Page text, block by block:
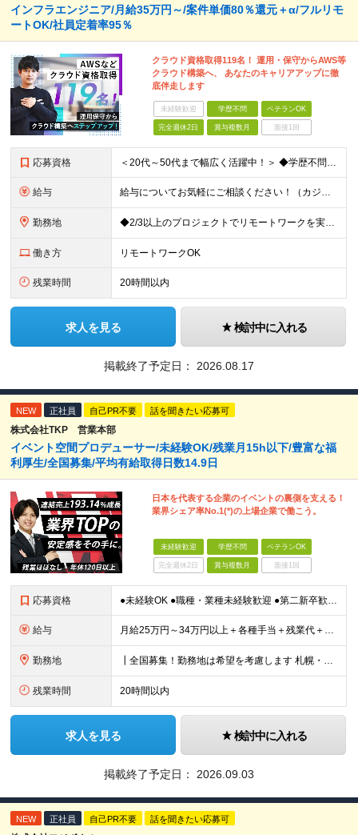
インフラエンジニア/月給35万円～/案件単価80％還元＋α/フルリモ
ートOK/社員定着率95％
クラウド資格取得119名！ 運用・保守からAWS等
クラウド構築へ、 あなたのキャリアアップに徹
底伴走します
未経験歓迎 学歴不問 ベテランOK
完全週休2日 賞与複数月 面接1回
応募資格 ＜20代～50代まで幅広く活躍中！＞ ◆学歴不問 ◆何らかのインフラ関連の実務経験 ★経験年数不問/運用監視レベルも歓迎 ＜こんな方は大歓迎！＞ ◎今の収入に不満がある ◎もっと上流の案件で活躍した
給与 給与についてお気軽にご相談ください！（カジュアル面談可能） 月給35万円～＋各種手当＋賞与2回 ※固定残業代は、時間外労働の有無に関わらず40時間分を87,500円～支給 ※超過分は別途支給 ※試用
勤務地 ◆2/3以上のプロジェクトでリモートワークを実施中！ ≪自社拠点≫ ・東京本社／東京都千代田区丸の内二丁目6番1号 丸の内パークビルディング6階 ・関西支社／⼤阪府⼤阪市中央区安⼟町2-3-13 ⼤
働き方 リモートワークOK
残業時間 20時間以内
求人を見る 検討中に入れる
掲載終了予定日： 2026.08.17
NEW 正社員 自己PR不要 話を聞きたい応募可
株式会社TKP 営業本部
イベント空間プロデューサー/未経験OK/残業月15h以下/豊富な福
利厚生/全国募集/平均有給取得日数14.9日
日本を代表する企業のイベントの裏側を支える！
業界シェア率No.1(*)の上場企業で働こう。
未経験歓迎 学歴不問 ベテランOK
完全週休2日 賞与複数月 面接1回
応募資格 ●未経験OK ●職種・業種未経験歓迎 ●第二新卒歓迎 ●学歴不問 ＜こんな方におすすめ！＞ ◎ホテル・アパレル・携帯販売など接客経験を活かしたい ◎「今の会社、この先が見えない」と感じている ◎上場
給与 月給25万円～34万円以上＋各種手当＋残業代＋賞与年2回（昨年度2～4ヶ月分） 初年度想定年収：350万円～ ＜クラス・経験別の月給目安＞ ■メンバークラス：月給25万円以上 ■店長やSVなどのマネ
勤務地 ┃全国募集！勤務地は希望を考慮します 札幌・仙台・東京・横浜・静岡・名古屋・大阪・京都・広島・福岡 募集 ※上記のほか、全国に拠点あり ※キャリアアップやキャリアシフトに伴う転勤も一部ありますが、基
残業時間 20時間以内
求人を見る 検討中に入れる
掲載終了予定日： 2026.09.03
NEW 正社員 自己PR不要 話を聞きたい応募可